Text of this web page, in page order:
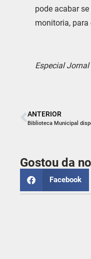
pode acabar
monitoria, para
Especial Jornal
ANTERIOR
Biblioteca Municipal
Gostou da
Facebook